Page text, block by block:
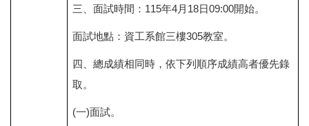
三、面試時間：115年4月18日09:00開始。
面試地點：資工系館三樓305教室。
四、總成績相同時，依下列順序成績高者優先錄
取。
(一)面試。